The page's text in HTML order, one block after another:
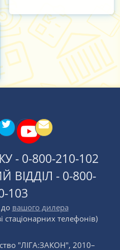
- 0-800-210-102
ВІДДІЛ - 0-800-
103
до вашого дилера
стаціонарних телефонів)
"ЛІГА:ЗАКОН", 2010–